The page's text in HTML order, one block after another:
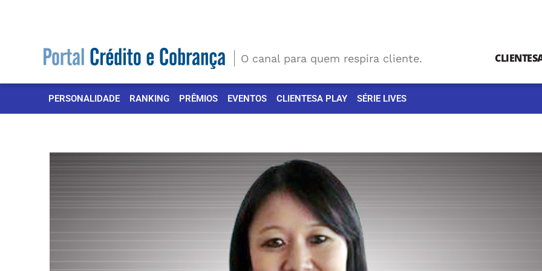
O canal para quem respira cliente.
PERSONALIDADE RANKING PRÊMIOS EVENTOS CLIENTESA PLAY SÉRIE LIVES